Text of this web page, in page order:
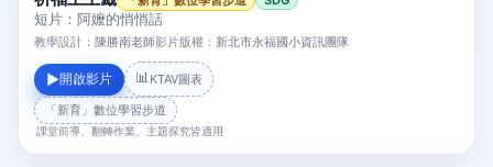
短片：阿嬤的悄悄話
教學設計： 陳勝南老師影片版權： 新北市永福國小資訊團隊
▶開啟影片 📊 KTAV圖表
「新育」數位學習步道
課堂前導、翻轉作業、主題探究皆適用